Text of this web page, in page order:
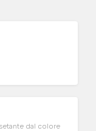
dal colore